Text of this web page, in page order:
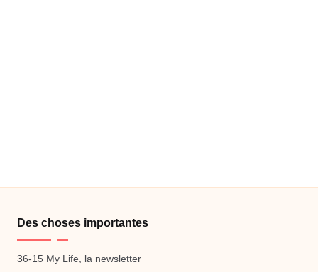
Des choses importantes
36-15 My Life, la newsletter